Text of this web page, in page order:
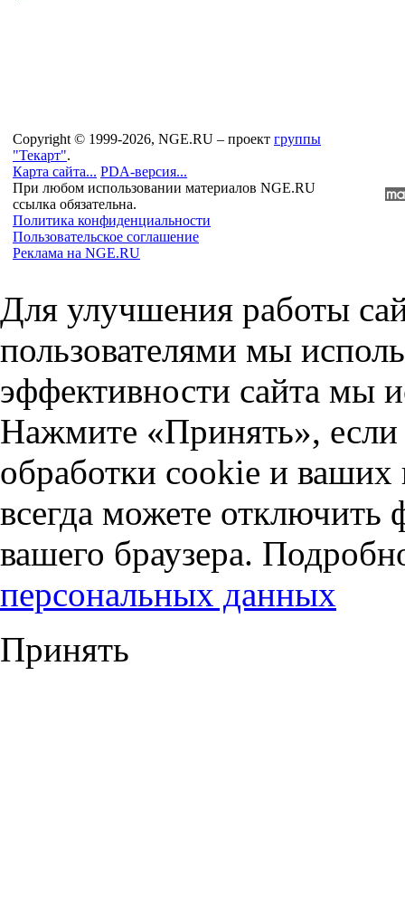
Copyright © 1999-2026, NGE.RU – проект группы
"Текарт".
Карта сайта... PDA-версия...
При любом использовании материалов NGE.RU
ссылка обязательна.
Политика конфиденциальности
Пользовательское соглашение
Реклама на NGE.RU
Для улучшения работы
пользователями мы
эффективности сайта мы
Нажмите «Принять», если
обработки cookie и
всегда можете отключить
вашего браузера.
персональных данных
Принять